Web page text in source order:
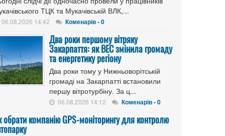
ТЦК та Мукачівській ВЛК,...
06.08.2026 14:42 Коменарів - 0
Два роки першому вітряку
Закарпаття: як ВЕС змінила громаду
та енергетику регіону
Два роки тому у Нижньоворітській
громаді на Закарпатті встановили
першу вітротурбіну. За ц...
06.08.2026 14:12 Коменарів - 0
обрати компанію GPS-моніторингу для контролю